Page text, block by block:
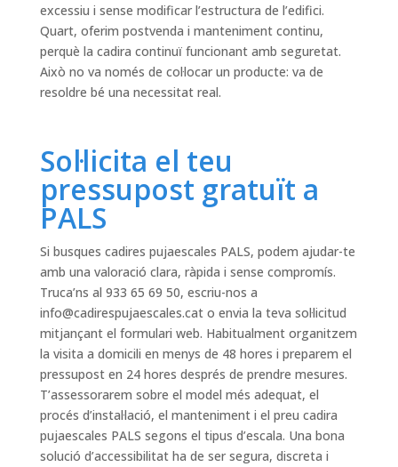
excessiu i sense modificar l’estructura de l’edifici.
Quart, oferim postvenda i manteniment continu,
perquè la cadira continuï funcionant amb seguretat.
Això no va només de col·locar un producte: va de
resoldre bé una necessitat real.
Sol·licita el teu
pressupost gratuït a
PALS
Si busques cadires pujaescales PALS, podem ajudar-te
amb una valoració clara, ràpida i sense compromís.
Truca’ns al 933 65 69 50, escriu-nos a
info@cadirespujaescales.cato envia la teva sol·licitud
mitjançant el formulari web. Habitualment organitzem
la visita a domicili en menys de 48 hores i preparem el
pressupost en 24 hores després de prendre mesures.
T’assessorarem sobre el model més adequat, el
procés d’instal·lació, el manteniment i el preu cadira
pujaescales PALS segons el tipus d’escala. Una bona
solució d’accessibilitat ha de ser segura, discreta i